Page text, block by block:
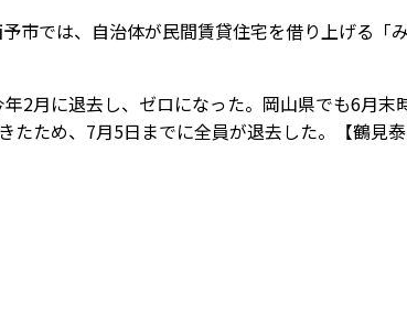
市では、自治体が民間賃貸住宅を借り上げる「み
2月に退去し、ゼロになった。岡山県でも6月末
たため、7月5日までに全員が退去した。【鶴見泰